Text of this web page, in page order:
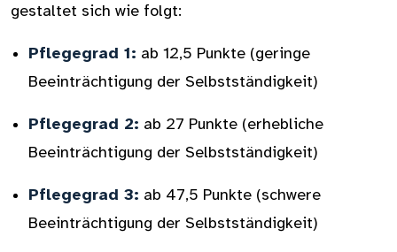
gestaltet sich wie folgt:
Pflegegrad 1: ab 12,5 Punkte (geringe
Beeinträchtigung der Selbstständigkeit)
Pflegegrad 2: ab 27 Punkte (erhebliche
Beeinträchtigung der Selbstständigkeit)
Pflegegrad 3: ab 47,5 Punkte (schwere
Beeinträchtigung der Selbstständigkeit)